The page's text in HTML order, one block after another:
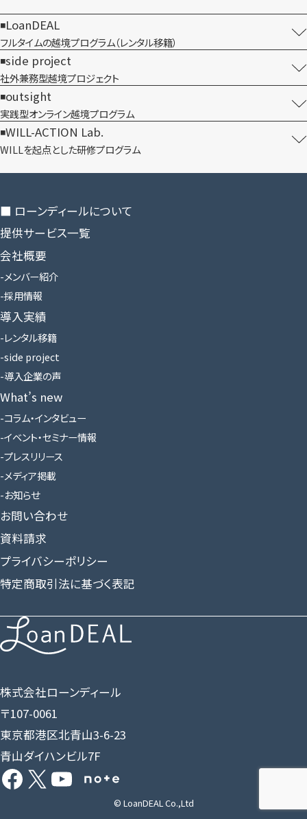
LoanDEAL
フルタイムの越境プログラム​（レンタル移籍）
side project
社外兼務型​越境プロジェクト
outsight
実践型オンライン​越境プログラム
WILL-ACTION Lab.
WILLを​起点とした​研修プログラム
株式会社ローンディール
〒107-0061
東京都港区北青山3-6-23
青山ダイハンビル7F
Facebook
X YouTube
Share Icon
■ ローンディールに​ついて
提供サービス一覧
会社概要
メンバー紹介
採用情報
導入実績
レンタル移籍
side project
導入企業の声
What’s new
コラム・インタビュー
イベント・セミナー情報
プレスリリース
メディア掲載
お知らせ
お問い合わせ
資料請求
プライバシーポリシー
特定商取引法に基づく表記
© LoanDEAL Co.,Ltd